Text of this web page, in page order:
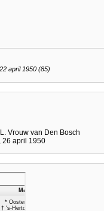
april 1950 (85)
Vrouw van Den Bosch
26 april 1950